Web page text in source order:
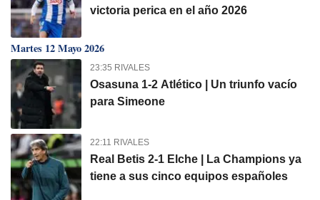
victoria perica en el año 2026
Martes 12 Mayo 2026
23:35 RIVALES
Osasuna 1-2 Atlético | Un triunfo vacío
para Simeone
22:11 RIVALES
Real Betis 2-1 Elche | La Champions ya
tiene a sus cinco equipos españoles